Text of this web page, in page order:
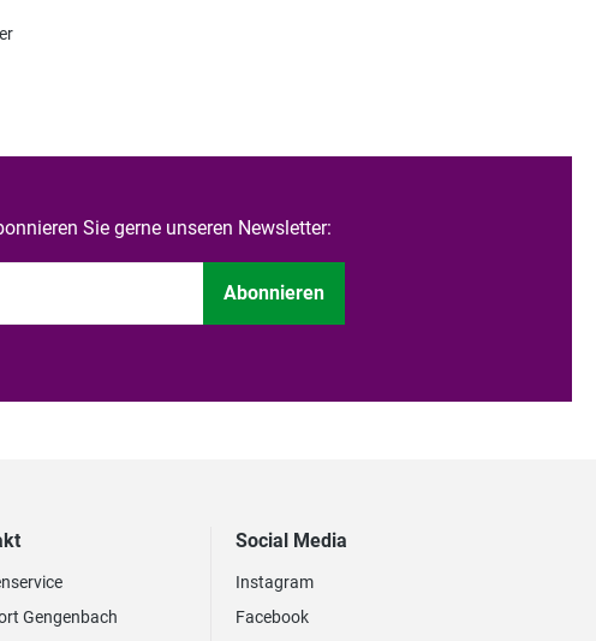
Sie gerne unseren Newsletter:
Abonnieren
Gengenbach
Social Media
Instagram
Facebook